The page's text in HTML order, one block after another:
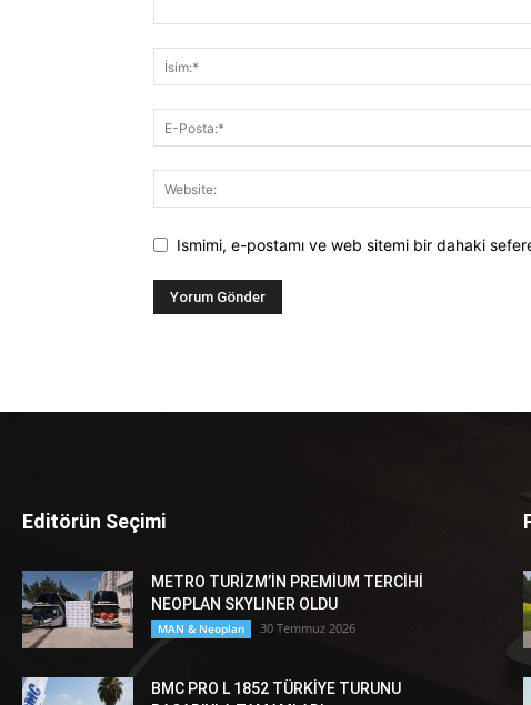
Ismimi, e-postamı ve web sitemi bir dahaki
Editörün Seçimi
METRO TURİZM’İN PREMİUM TERCİHİ
NEOPLAN SKYLINER OLDU
MAN & Neoplan 30 Temmuz 2026
BMC PRO L 1852 TÜRKİYE TURUNU